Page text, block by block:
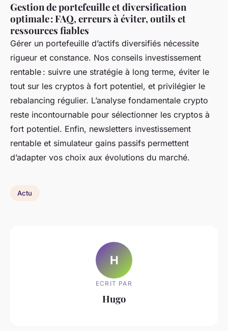
Gestion de portefeuille et diversification
optimale : FAQ, erreurs à éviter, outils et
ressources fiables
Gérer un portefeuille d’actifs diversifiés nécessite
rigueur et constance. Nos conseils investissement
rentable : suivre une stratégie à long terme, éviter le
tout sur les cryptos à fort potentiel, et privilégier le
rebalancing régulier. L’analyse fondamentale crypto
reste incontournable pour sélectionner les cryptos à
fort potentiel. Enfin, newsletters investissement
rentable et simulateur gains passifs permettent
d’adapter vos choix aux évolutions du marché.
Actu
H
ECRIT PAR
Hugo